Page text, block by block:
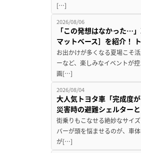
[…]
2026/08/06
「この発想はなかった…
マットベース］を紹介！
お出かけが多くなる夏場こそ
ーなど、楽しみなイベントが
画[…]
2026/08/04
大人気トヨタ車「完成度
災害時の避難シェルター
街乗りもこなせる絶妙なサイ
バーが頭を悩ませるのが、車
が[…]